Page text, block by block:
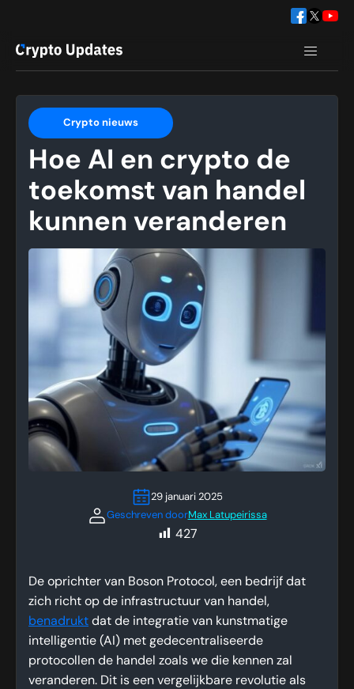
Crypto nieuws
Hoe AI en crypto de
toekomst van handel
kunnen veranderen
29 januari 2025
Geschreven doorMax Latupeirissa
427
De oprichter van Boson Protocol, een bedrijf dat
zich richt op de infrastructuur van handel,
benadrukt dat de integratie van kunstmatige
intelligentie (AI) met gedecentraliseerde
protocollen de handel zoals we die kennen zal
veranderen. Dit is een vergelijkbare revolutie als